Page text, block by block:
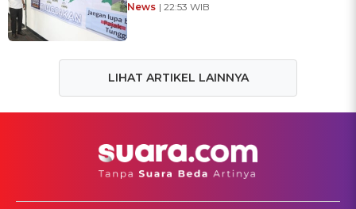
News | 22:53 WIB
LIHAT ARTIKEL LAINNYA